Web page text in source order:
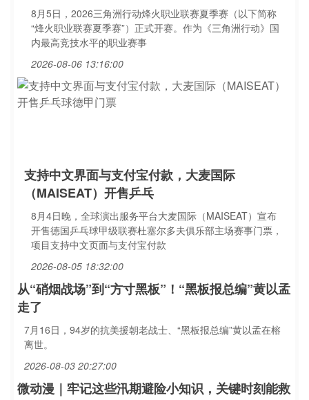
8月5日，2026三角洲行动烽火职业联赛夏季赛（以下简称
“烽火职业联赛夏季赛”）正式开赛。作为《三角洲行动》国
内最高竞技水平的职业赛事
2026-08-06 13:16:00
支持中文界面与支付宝付款，大麦国际
（MAISEAT）开售乒乓
8月4日晚，全球演出服务平台大麦国际（MAISEAT）宣布
开售德国乒乓球甲级联赛杜塞尔多夫俱乐部主场赛事门票，
项目支持中文页面与支付宝付款
2026-08-05 18:32:00
从“硝烟战场”到“方寸黑板”！“黑板报总编”黄以孟
走了
7月16日，94岁的抗美援朝老战士、“黑板报总编”黄以孟在榕
离世。
2026-08-03 20:27:00
微动漫｜牢记这些汛期避险小知识，关键时刻能救